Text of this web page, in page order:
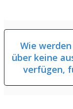
Wie
über keine
verfügen,